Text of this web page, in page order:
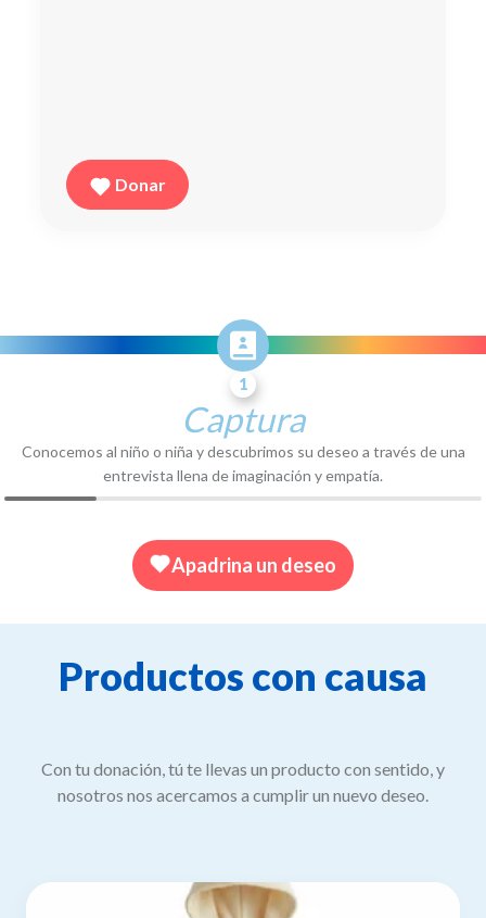
Leucemia linfoblástica aguda
11 años
Chinacota. Bucaramanga para controles
Donar
1
Captura
Conocemos al niño o niña y descubrimos su deseo a través de una
entrevista llena de imaginación y empatía.
Apadrina un deseo
Productos con causa
Con tu donación, tú te llevas un producto con sentido, y
nosotros nos acercamos a cumplir un nuevo deseo.